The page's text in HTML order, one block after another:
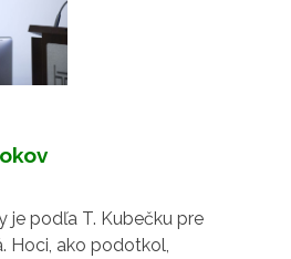
je podľa T. Kubečku pre
Hoci, ako podotkol,